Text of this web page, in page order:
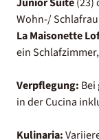
Wohn-/
La Maisonette
ein
Verpflegung:
in der Cucina
Kulinaria: